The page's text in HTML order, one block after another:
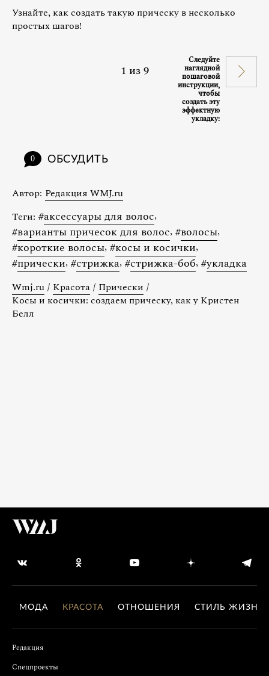
Узнайте, как создать такую прическу в несколько
простых шагов!
1 из9
Следуйте
наглядной
пошаговой
инструкции,
чтобы
создать эту
эффектную
укладку:
0 ОБСУДИТЬ
Автор: Редакция WMJ.ru
Теги: #аксессуары для волос,
#варианты причесок для волос, #волосы,
#короткие волосы, #косы и косички,
#прически, #стрижка, #стрижка-боб, #укладка
Wmj.ru / Красота / Прически /
Косы и косички: создаем прическу, как у Кристен
Белл
МОДА КРАСОТА ОТНОШЕНИЯ СТИЛЬ ЖИЗНИ
Редакция
Спецпроекты